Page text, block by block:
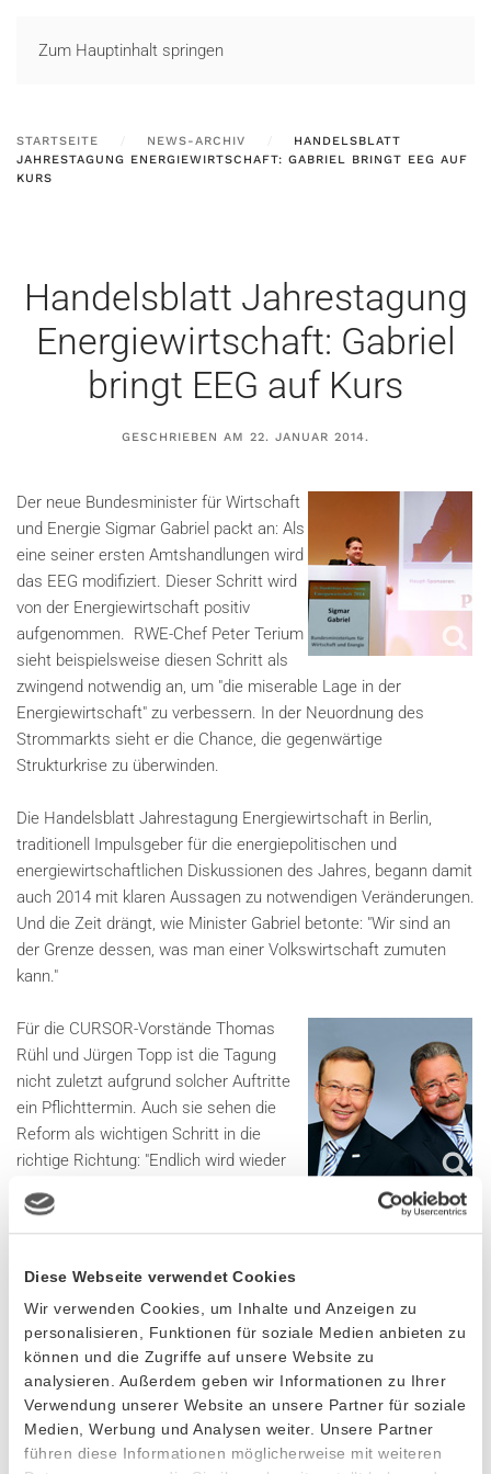
Diese Webseite verwendet Cookies
Wir verwenden Cookies, um Inhalte und Anzeigen zu
personalisieren, Funktionen für soziale Medien anbieten zu
können und die Zugriffe auf unsere Website zu
analysieren. Außerdem geben wir Informationen zu Ihrer
Verwendung unserer Website an unsere Partner für soziale
Medien, Werbung und Analysen weiter. Unsere Partner
führen diese Informationen möglicherweise mit weiteren
Zum Hauptinhalt springen
STARTSEITE NEWS-ARCHIV
HANDELSBLATT
JAHRESTAGUNG ENERGIEWIRTSCHAFT: GABRIEL BRINGT EEG AUF
KURS
Handelsblatt Jahrestagung
Energiewirtschaft: Gabriel
bringt EEG auf Kurs
GESCHRIEBEN AM 22. JANUAR 2014.
Der neue Bundesminister für Wirtschaft
und Energie Sigmar Gabriel packt an: Als
eine seiner ersten Amtshandlungen wird
das EEG modifiziert. Dieser Schritt wird
von der Energiewirtschaft positiv
aufgenommen. RWE-Chef Peter Terium
sieht beispielsweise diesen Schritt als
zwingend notwendig an, um "die miserable Lage in der
Energiewirtschaft" zu verbessern. In der Neuordnung des
Strommarkts sieht er die Chance, die gegenwärtige
Strukturkrise zu überwinden.
Die Handelsblatt Jahrestagung Energiewirtschaft in Berlin,
traditionell Impulsgeber für die energiepolitischen und
energiewirtschaftlichen Diskussionen des Jahres, begann damit
auch 2014 mit klaren Aussagen zu notwendigen Veränderungen.
Und die Zeit drängt, wie Minister Gabriel betonte: "Wir sind an
der Grenze dessen, was man einer Volkswirtschaft zumuten
kann."
Für die CURSOR-Vorstände Thomas
Rühl und Jürgen Topp ist die Tagung
nicht zuletzt aufgrund solcher Auftritte
ein Pflichttermin. Auch sie sehen die
Reform als wichtigen Schritt in die
richtige Richtung: "Endlich wird wieder
Ziele, Vorhaben und Aufgaben im Bereich der Energiepolitik auch
so umgesetzt, wie jetzt angekündigt."
für die Reform des EEG finden Sie in dieser PDF-Datei
zusammengefasst:
Eckpunkte für die Reform des EEG ( )
Weitere Informationen zur Handelsblatt Jahrestagung